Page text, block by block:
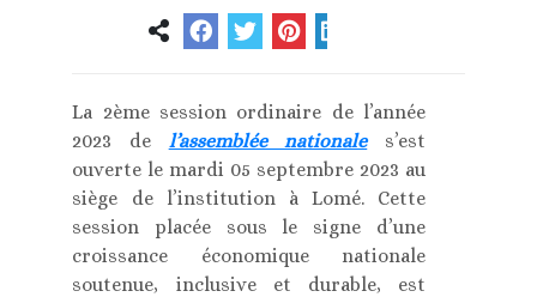
La 2ème session ordinaire de l’année
2023 de l’assemblée nationales’est
ouverte le mardi 05 septembre 2023 au
siège de l’institution à Lomé. Cette
session placée sous le signe d’une
croissance économique nationale
soutenue, inclusive et durable, est